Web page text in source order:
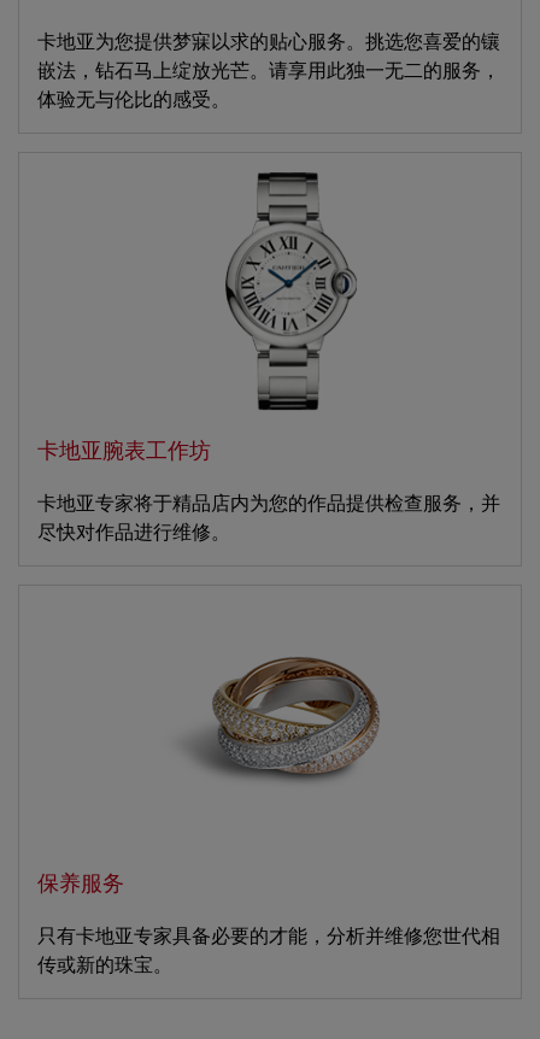
卡地亚为您提供梦寐以求的贴心服务。挑选您喜爱的镶
嵌法，钻石马上绽放光芒。请享用此独一无二的服务，
体验无与伦比的感受。
卡地亚腕表工作坊
卡地亚专家将于精品店内为您的作品提供检查服务，并
尽快对作品进行维修。
保养服务
只有卡地亚专家具备必要的才能，分析并维修您世代相
传或新的珠宝。